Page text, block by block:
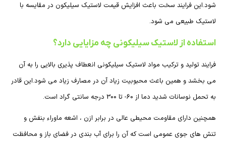
شود.این فرایند سخت باعث افزایش قیمت لاستیک سیلیکون در مقایسه با
لاستیک طبیعی می شود.
استفاده از لاستیک سیلیکونی چه مزایایی دارد؟
فرایند تولید و ترکیب مواد لاستیک سیلیکونی انعطاف پذیری بالایی را به آن
می بخشد و همین باعث محبوبیت زیاد آن در مصارف زیاد می شود.این قادر
به تحمل نوسانات شدید دما از 60- تا 300 درجه سانتی گراد است.
همچنین دارای مقاومت محیطی عالی در برابر ازن ، اشعه ماوراء بنفش و
تنش های جوی عمومی است که آن را برای آب بندی در فضای باز و محافظت